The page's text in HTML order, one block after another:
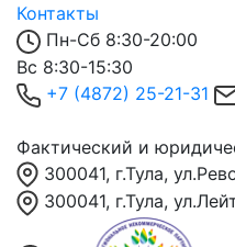
Контакты
Пн-Сб 8:30-20:00
Вс 8:30-15:30
+7 (4872) 25-21-31
Фактический и
300041, г.Тула,
300041, г.Тула,